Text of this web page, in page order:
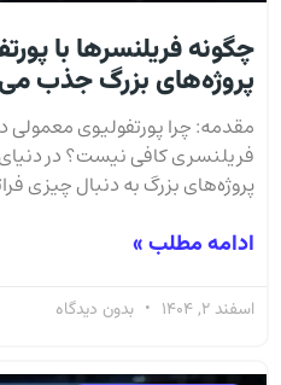
چگونه فریلنسرها با
پروژه‌های بزرگ جذب
مقدمه: چرا پورتفولیوی معمولی
فریلنسری کافی نیست؟ در دنیای
پروژه‌های بزرگ به دنبال چیزی
ادامه مطلب »
اسفند 2, 1404 بدون دیدگاه